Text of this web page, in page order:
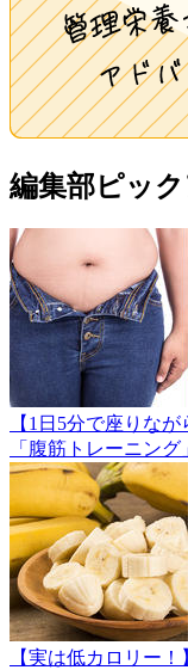
編集部ピッ
【1日5分で座りな
「腹筋トレーニング
【実は低カロリー